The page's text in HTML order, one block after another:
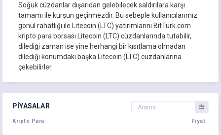
Soğuk cüzdanlar dışarıdan gelebilecek saldırılara karşı
tamamı ile kurşun geçirmezdir. Bu sebeple kullanıcılarımız
gönül rahatlığı ile Litecoin (LTC) yatırımlarını BitTurk.com
kripto para borsası Litecoin (LTC) cüzdanlarında tutabilir,
dilediği zaman ise yine herhangi bir kısıtlama olmadan
dilediği konumdaki başka Litecoin (LTC) cüzdanlarına
çekebilirler.
PIYASALAR
Kripto Para Fiyat